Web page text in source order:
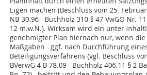
Eigen machen (Beschluss vom 25.
NB 30.96 Buchholz 310 § 47 VwGO Nr.
12 m.w.N.). Wirksam wird ein unter
genehmigter Plan hiernach nur, wenn
Maßgaben ggf. nach Durch­­führung
Beteiligungsverfahrens (vgl. Beschluss
BVerwG 4 B 78.09 Buchholz 406.11 § 2